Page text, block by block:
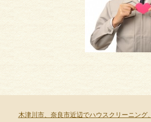
木津川市、奈良市近辺でハウスクリーニン